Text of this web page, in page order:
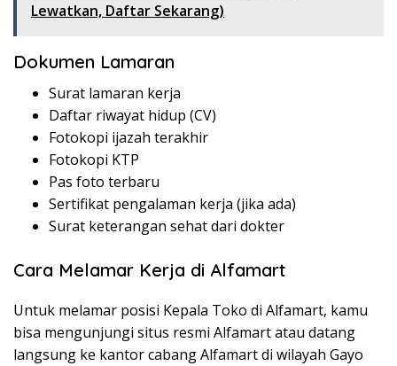
Lewatkan, Daftar Sekarang)
Dokumen Lamaran
Surat lamaran kerja
Daftar riwayat hidup (CV)
Fotokopi ijazah terakhir
Fotokopi KTP
Pas foto terbaru
Sertifikat pengalaman kerja (jika ada)
Surat keterangan sehat dari dokter
Cara Melamar Kerja di Alfamart
Untuk melamar posisi Kepala Toko di Alfamart, kamu
bisa mengunjungi situs resmi Alfamart atau datang
langsung ke kantor cabang Alfamart di wilayah Gayo